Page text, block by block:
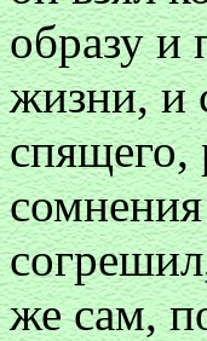
образу и
жизни, и
же сам,